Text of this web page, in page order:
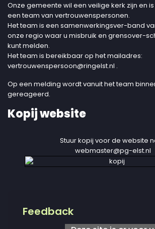
Onze gemeente wil een veilige kerk zijn en
een team van vertrouwenspersonen.
Het team is een samenwerkingsver-band
onze regio waar u misbruik en grensover-
kunt melden.
Het team is bereikbaar op het mailadres:
vertrouwenspersoon@ringelst.nl .
Op een melding wordt vanuit het team
gereageerd.
Kopij website
Stuur kopij voor de website
webmaster@pg-elst.nl
Feedback